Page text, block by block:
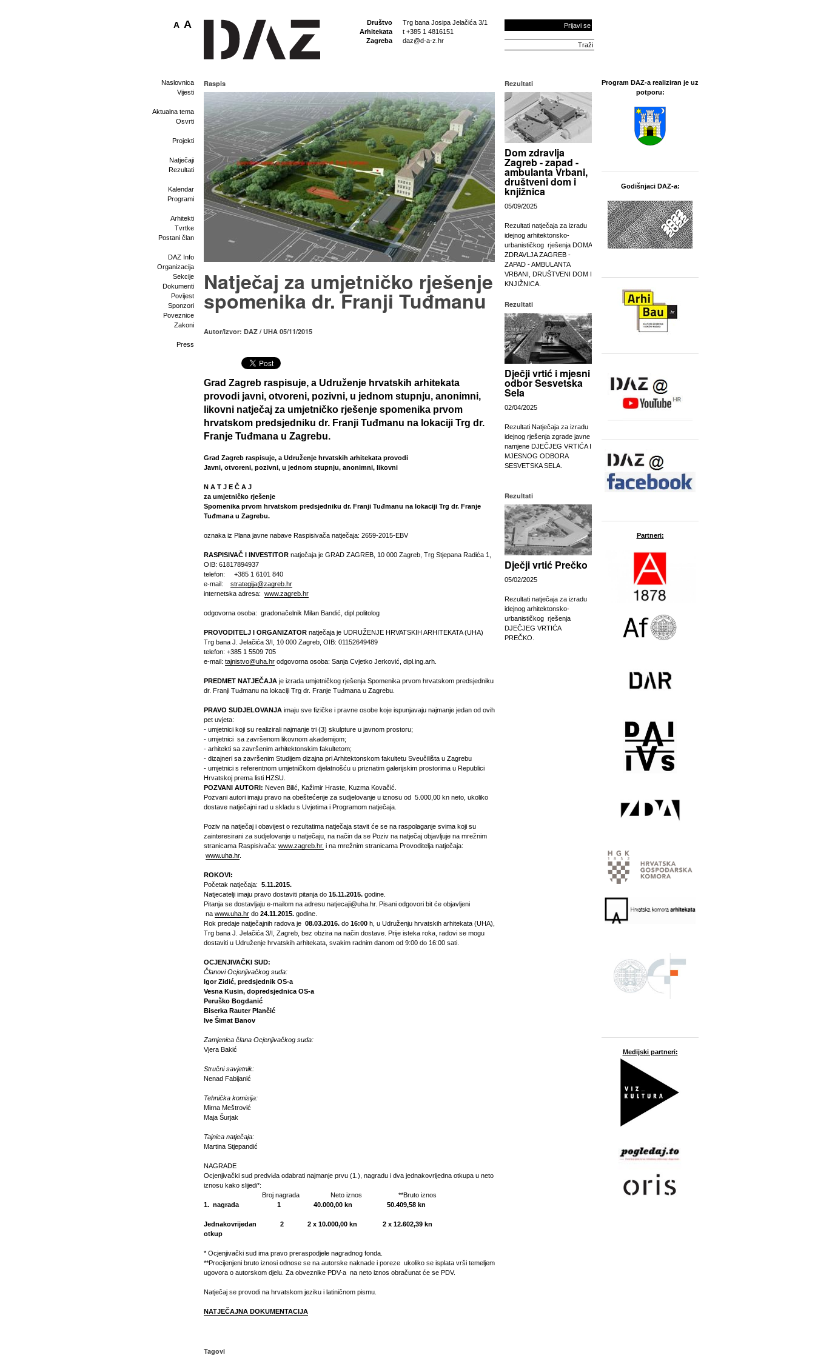
Društvo
Arhitekata
Zagreba
Trg bana Josipa Jelačića 3/1
t +385 1 4816151
daz@d-a-z.hr
Prijavi se
A A
Naslovnica
Vijesti
Aktualna tema
Osvrti
Projekti
Natječaji
Rezultati
Kalendar
Programi
Arhitekti
Tvrtke
Postani član
DAZ Info
Organizacija
Sekcije
Dokumenti
Povijest
Sponzori
Poveznice
Zakoni
Press
Raspis
Natječaj za umjetničko rješenje
spomenika dr. Franji Tuđmanu
Autor/izvor: DAZ / UHA 05/11/2015
Grad Zagreb raspisuje, a Udruženje hrvatskih arhitekata
provodi javni, otvoreni, pozivni, u jednom stupnju, anonimni,
likovni natječaj za umjetničko rješenje spomenika prvom
hrvatskom predsjedniku dr. Franji Tuđmanu na lokaciji Trg dr.
Franje Tuđmana u Zagrebu.
Grad Zagreb raspisuje, a Udruženje hrvatskih arhitekata provodi
Javni, otvoreni, pozivni, u jednom stupnju, anonimni, likovni
N A T J E Č A J
za umjetničko rješenje
Spomenika prvom hrvatskom predsjedniku dr. Franji Tuđmanu na lokaciji Trg dr. Franje
Tuđmana u Zagrebu.
oznaka iz Plana javne nabave Raspisivača natječaja: 2659-2015-EBV
RASPISIVAČ I INVESTITOR natječaja je GRAD ZAGREB, 10 000 Zagreb, Trg Stjepana Radića 1,
OIB: 61817894937
telefon: +385 1 6101 840
e-mail: strategija@zagreb.hr
internetska adresa: www.zagreb.hr
odgovorna osoba: gradonačelnik Milan Bandić, dipl.politolog
PROVODITELJ I ORGANIZATOR natječaja je UDRUŽENJE HRVATSKIH ARHITEKATA (UHA)
Trg bana J. Jelačića 3/I, 10 000 Zagreb, OIB: 01152649489
telefon: +385 1 5509 705
e-mail: tajnistvo@uha.hr odgovorna osoba: Sanja Cvjetko Jerković, dipl.ing.arh.
PREDMET NATJEČAJA je izrada umjetničkog rješenja Spomenika prvom hrvatskom predsjedniku
dr. Franji Tuđmanu na lokaciji Trg dr. Franje Tuđmana u Zagrebu.
PRAVO SUDJELOVANJA imaju sve fizičke i pravne osobe koje ispunjavaju najmanje jedan od ovih
pet uvjeta:
- umjetnici koji su realizirali najmanje tri (3) skulpture u javnom prostoru;
- umjetnici sa završenom likovnom akademijom;
- arhitekti sa završenim arhitektonskim fakultetom;
- dizajneri sa završenim Studijem dizajna pri Arhitektonskom fakultetu Sveučilišta u Zagrebu
- umjetnici s referentnom umjetničkom djelatnošću u priznatim galerijskim prostorima u Republici
Hrvatskoj prema listi HZSU.
POZVANI AUTORI: Neven Bilić, Kažimir Hraste, Kuzma Kovačić.
Pozvani autori imaju pravo na obeštećenje za sudjelovanje u iznosu od 5.000,00 kn neto, ukoliko
dostave natječajni rad u skladu s Uvjetima i Programom natječaja.
Poziv na natječaj i obavijest o rezultatima natječaja stavit će se na raspolaganje svima koji su
zainteresirani za sudjelovanje u natječaju, na način da se Poziv na natječaj objavljuje na mrežnim
stranicama Raspisivača: www.zagreb.hr. i na mrežnim stranicama Provoditelja natječaja:
www.uha.hr.
ROKOVI:
Početak natječaja: 5.11.2015.
Natjecatelji imaju pravo dostaviti pitanja do 15.11.2015. godine.
Pitanja se dostavljaju e‐mailom na adresu natjecaji@uha.hr. Pisani odgovori bit će objavljeni
na www.uha.hr do 24.11.2015. godine.
Rok predaje natječajnih radova je 08.03.2016. do 16:00 h, u Udruženju hrvatskih arhitekata (UHA),
Trg bana J. Jelačića 3/I, Zagreb, bez obzira na način dostave. Prije isteka roka, radovi se mogu
dostaviti u Udruženje hrvatskih arhitekata, svakim radnim danom od 9:00 do 16:00 sati.
OCJENJIVAČKI SUD:
Članovi Ocjenjivačkog suda:
Igor Zidić, predsjednik OS-a
Vesna Kusin, dopredsjednica OS-a
Peruško Bogdanić
Biserka Rauter Plančić
Ive Šimat Banov
Zamjenica člana Ocjenjivačkog suda:
Vjera Bakić
Stručni savjetnik:
Nenad Fabijanić
Tehnička komisija:
Mirna Meštrović
Maja Šurjak
Tajnica natječaja:
Martina Stjepandić
NAGRADE
Ocjenjivački sud predviđa odabrati najmanje prvu (1.), nagradu i dva jednakovrijedna otkupa u neto
iznosu kako slijedi*:
Broj nagrada Neto iznos **Bruto iznos
1. nagrada 1 40.000,00 kn 50.409,58 kn
Jednakovrijedan 2 2 x 10.000,00 kn 2 x 12.602,39 kn
otkup
* Ocjenjivački sud ima pravo preraspodjele nagradnog fonda.
**Procijenjeni bruto iznosi odnose se na autorske naknade i poreze ukoliko se isplata vrši temeljem
ugovora o autorskom djelu. Za obveznike PDV-a na neto iznos obračunat će se PDV.
Natječaj se provodi na hrvatskom jeziku i latiničnom pismu.
NATJEČAJNA DOKUMENTACIJA
Tagovi
Rezultati
Dom zdravlja
Zagreb - zapad -
ambulanta Vrbani,
društveni dom i
knjižnica
05/09/2025
Rezultati natječaja za izradu
idejnog arhitektonsko-
urbanističkog rješenja DOMA
ZDRAVLJA ZAGREB -
ZAPAD - AMBULANTA
VRBANI, DRUŠTVENI DOM I
KNJIŽNICA.
Rezultati
Dječji vrtić i mjesni
odbor Sesvetska
Sela
02/04/2025
Rezultati Natječaja za izradu
idejnog rješenja zgrade javne
namjene DJEČJEG VRTIĆA I
MJESNOG ODBORA
SESVETSKA SELA.
Rezultati
Dječji vrtić Prečko
05/02/2025
Rezultati natječaja za izradu
idejnog arhitektonsko-
urbanističkog rješenja
DJEČJEG VRTIĆA
PREČKO.
Program DAZ-a realiziran je uz
potporu:
Godišnjaci DAZ-a:
Partneri:
Medijski partneri: